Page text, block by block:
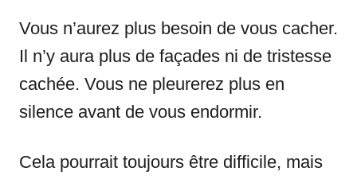
Vous n’aurez plus besoin de vous cacher.
Il n’y aura plus de façades ni de tristesse
cachée. Vous ne pleurerez plus en
silence avant de vous endormir.
Cela pourrait toujours être difficile, mais